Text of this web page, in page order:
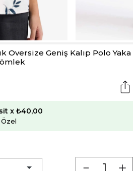
Oversize Geniş Kalıp Polo Yaka
x ₺40,00